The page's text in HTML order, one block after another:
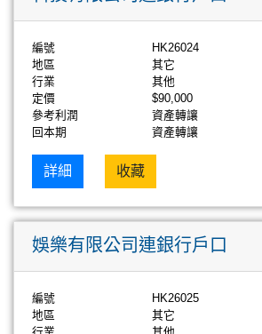
編號
HK26024
地區
其它
行業
其他
定價
$90,000
參考利潤
資產轉讓
回本期
資產轉讓
詳細 收藏
娛樂有限公司連銀行戶口
編號
HK26025
地區
其它